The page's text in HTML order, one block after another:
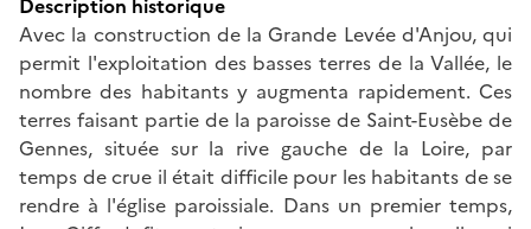
Avec la construction de la Grande Levée d'Anjou, qui
permit l'exploitation des basses terres de la Vallée, le
nombre des habitants y augmenta rapidement. Ces
terres faisant partie de la paroisse de Saint-Eusèbe de
Gennes, située sur la rive gauche de la Loire, par
temps de crue il était difficile pour les habitants de se
rendre à l'église paroissiale. Dans un premier temps,